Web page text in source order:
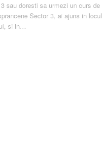
sau doresti sa urmezi un curs de
Sector 3, ai ajuns in locul
si in…